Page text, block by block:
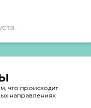
что происходит
направлениях